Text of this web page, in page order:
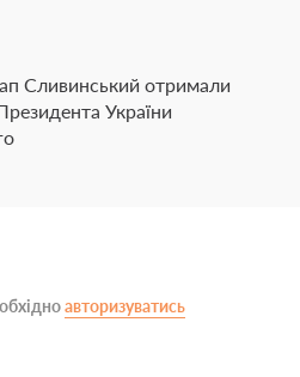
Сливинський отримали
України
авторизуватись